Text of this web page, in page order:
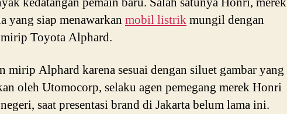
yang siap menawarkan mobil listrikmungil dengan
Toyota Alphard.
mirip Alphard karena sesuai dengan siluet gambar yang
oleh Utomocorp, selaku agen pemegang merek Honri
saat presentasi brand di Jakarta belum lama ini.